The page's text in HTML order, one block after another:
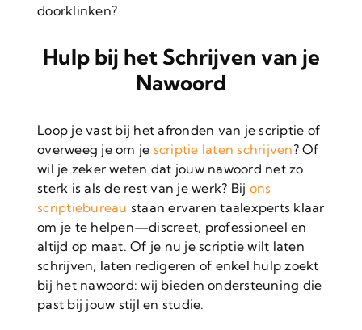
doorklinken?
Hulp bij het Schrijven van je
Nawoord
Loop je vast bij het afronden van je scriptie of
overweeg je om je scriptie laten schrijven? Of
wil je zeker weten dat jouw nawoord net zo
sterk is als de rest van je werk? Bij ons
scriptiebureau staan ervaren taalexperts klaar
om je te helpen—discreet, professioneel en
altijd op maat. Of je nu je scriptie wilt laten
schrijven, laten redigeren of enkel hulp zoekt
bij het nawoord: wij bieden ondersteuning die
past bij jouw stijl en studie.